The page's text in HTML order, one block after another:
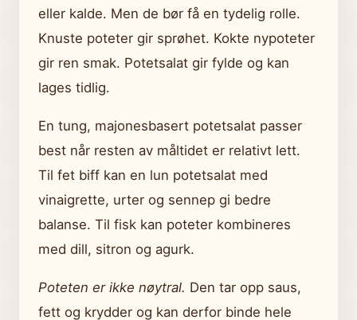
eller kalde. Men de bør få en tydelig rolle.
Knuste poteter gir sprøhet. Kokte nypoteter
gir ren smak. Potetsalat gir fylde og kan
lages tidlig.
En tung, majonesbasert potetsalat passer
best når resten av måltidet er relativt lett.
Til fet biff kan en lun potetsalat med
vinaigrette, urter og sennep gi bedre
balanse. Til fisk kan poteter kombineres
med dill, sitron og agurk.
Poteten er ikke nøytral. Den tar opp saus,
fett og krydder og kan derfor binde hele